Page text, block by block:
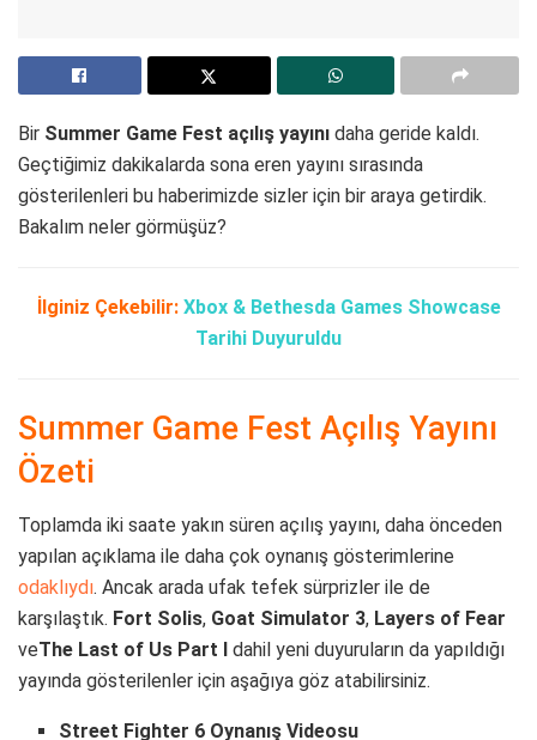
Bir Summer Game Fest açılış yayını daha geride kaldı.
Geçtiğimiz dakikalarda sona eren yayını sırasında
gösterilenleri bu haberimizde sizler için bir araya getirdik.
Bakalım neler görmüşüz?
İlginiz Çekebilir: Xbox & Bethesda Games Showcase
Tarihi Duyuruldu
Summer Game Fest Açılış Yayını
Özeti
Toplamda iki saate yakın süren açılış yayını, daha önceden
yapılan açıklama ile daha çok oynanış gösterimlerine
odaklıydı. Ancak arada ufak tefek sürprizler ile de
karşılaştık. Fort Solis, Goat Simulator 3, Layers of Fear
veThe Last of Us Part I dahil yeni duyuruların da yapıldığı
yayında gösterilenler için aşağıya göz atabilirsiniz.
Street Fighter 6 Oynanış Videosu